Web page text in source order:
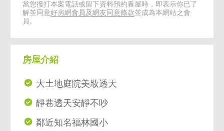
當您撥打本案電話或留下資料預約看屋時，即表示你已了
解並同意好房網會員及網友同意條款並成為本網站之會
員。
房屋介紹
大土地庭院美妝透天
靜巷透天安靜不吵
鄰近知名福林國小